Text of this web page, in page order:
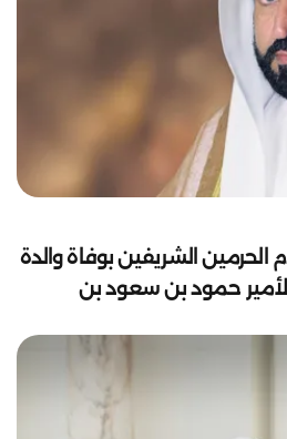
الحرمين الشريفين بوفاة والدة
حمود بن سعود بن